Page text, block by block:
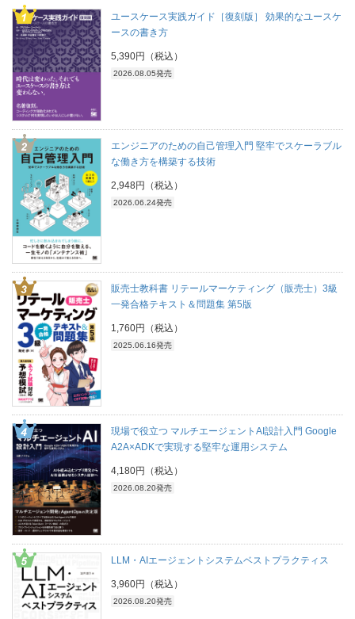
ユースケース実践ガイド［復刻版］ 効果的なユースケ
ースの書き方
5,390円（税込）
2026.08.05発売
エンジニアのための自己管理入門 堅牢でスケーラブル
な働き方を構築する技術
2,948円（税込）
2026.06.24発売
販売士教科書 リテールマーケティング（販売士）3級
一発合格テキスト＆問題集 第5版
1,760円（税込）
2025.06.16発売
現場で役立つ マルチエージェントAI設計入門 Google
A2A×ADKで実現する堅牢な運用システム
4,180円（税込）
2026.08.20発売
LLM・AIエージェントシステムベストプラクティス
3,960円（税込）
2026.08.20発売